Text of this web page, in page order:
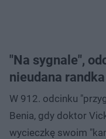
"Na sygnale",
nieudana randka
W 912. odcinku
Benia, gdy doktor
wycieczkę swoim